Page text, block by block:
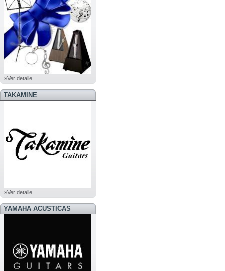
»Ver detalle
TAKAMINE
»Ver detalle
YAMAHA ACUSTICAS